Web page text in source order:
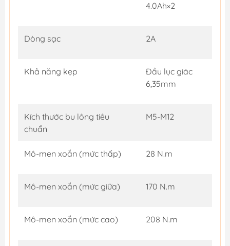
4.0Ah×2
Dòng sạc 2A
Khả năng kẹp
Đầu lục giác
6,35mm
Kích thước bu lông tiêu
chuẩn
M5-M12
Mô-men xoắn (mức thấp) 28 N.m
Mô-men xoắn (mức giữa) 170 N.m
Mô-men xoắn (mức cao) 208 N.m